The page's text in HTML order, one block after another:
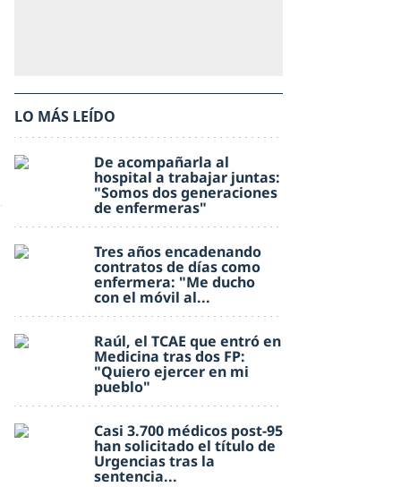
LO MÁS LEÍDO
De acompañarla al
hospital a trabajar juntas:
"Somos dos generaciones
de enfermeras"
Tres años encadenando
contratos de días como
enfermera: "Me ducho
con el móvil al...
Raúl, el TCAE que entró en
Medicina tras dos FP:
"Quiero ejercer en mi
pueblo"
Casi 3.700 médicos post-95
han solicitado el título de
Urgencias tras la
sentencia...